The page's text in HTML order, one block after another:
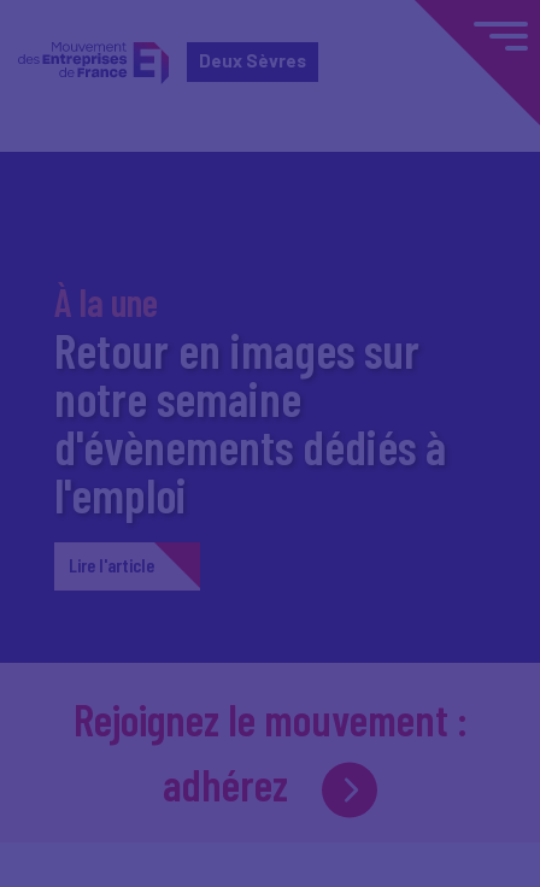
Deux Sèvres
À la une
Retour en images sur
notre semaine
d'évènements dédiés à
l'emploi
Lire l'article
Rejoignez le mouvement :
adhérez